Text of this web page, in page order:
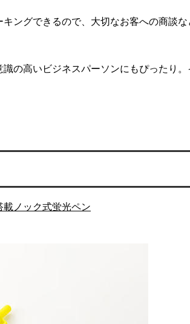
ングできるので、大切なお客への商談な
の高いビジネスパーソンにもぴったり。
載ノック式蛍光ペン